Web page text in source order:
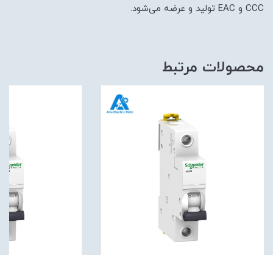
CCC و EAC تولید و عرضه می‌شود.
محصولات مرتبط